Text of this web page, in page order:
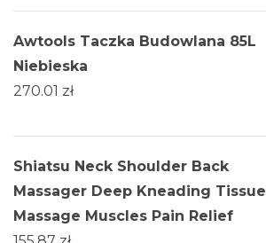
Awtools Taczka Budowlana 85L
Niebieska
270.01 zł
Shiatsu Neck Shoulder Back
Massager Deep Kneading Tissue
Massage Muscles Pain Relief